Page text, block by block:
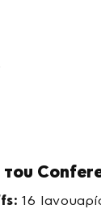
του
16